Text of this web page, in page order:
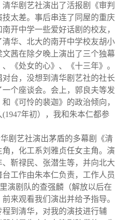
清华剧艺社演出了活报剧《审判
太差。事后串连了同屋的重庆
开中学一些爱好话剧的校友，
华、北大的南开中学校友胡小
茜在除夕晚上演出了三个独幕
《处女的心》、《十三年》。
台，没想到清华剧艺社的社长
个座谈会。会上，郭良夫等发
《可怜的裴迦》的政治倾向，
(1947年初），我和朱本仁都参
剧艺社演出茅盾的多幕剧《清
，化工系刘雅贞任女主角。演
靳禄民、张潜生等，并向北大
工作由朱本仁负责，工作人员
演剧队的查强麟（解放以后在
来观看我们演出并给予指导。
到清华，对我的演技进行辅